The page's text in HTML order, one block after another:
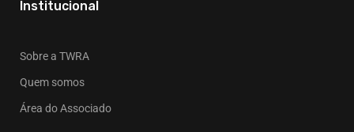
Institucional
Sobre a TWRA
Quem somos
Área do Associado